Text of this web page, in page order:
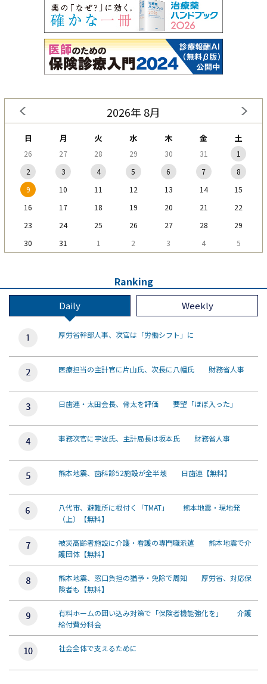
2026年 8月
日 月 火 水 木 金 土
26 27 28 29 30 31
1
2
3 4 5 6 7
8
9
10 11 12 13 14
15
16
17 18 19 20 21
22
23
24 25 26 27 28
29
30
31 1 2 3 4 5
Ranking
Daily Weekly
厚労省幹部人事、次官は「労働シフト」に
医療担当の主計官に片山氏、次長に八幡氏 財務省人事
日歯連・太田会長、骨太を評価 要望「ほぼ入った」
事務次官に宇波氏、主計局長は坂本氏 財務省人事
熊本地震、歯科診52施設が全半壊 日歯連【無料】
八代市、避難所に根付く「TMAT」 熊本地震・現地発
（上）【無料】
被災高齢者施設に介護・看護の専門職派遣 熊本地震で介
護団体【無料】
熊本地震、窓口負担の猶予・免除で周知 厚労省、対応保
険者も【無料】
有料ホームの囲い込み対策で「保険者機能強化を」 介護
給付費分科会
社会全体で支えるために